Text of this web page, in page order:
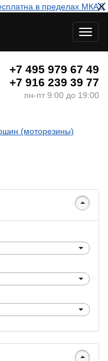
+7 495 979 67 49
+7 916 239 39 77
пн-пт 9:00 до 19:00
(моторезины)